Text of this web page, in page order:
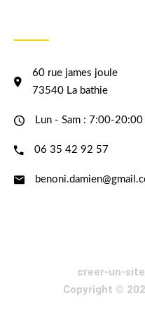
60 rue james joule
73540 La bathie
Lun - Sam : 7:00-20:00
06 35 42 92 57
creer-un-
Copyright ©